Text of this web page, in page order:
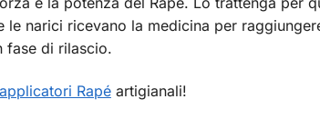
le narici ricevano la medicina per
fase di rilascio.
applicatori Rapéartigianali!